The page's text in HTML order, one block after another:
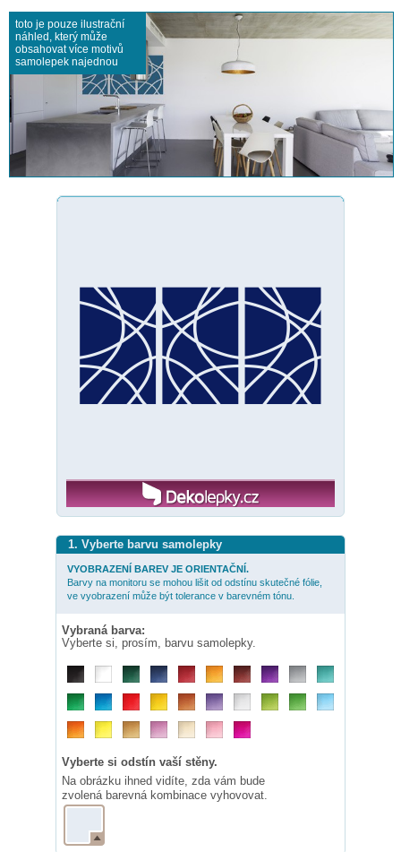
toto je pouze ilustrační
náhled, který může
obsahovat více motivů
samolepek najednou
1. Vyberte barvu samolepky
VYOBRAZENÍ BAREV JE ORIENTAČNÍ.
Barvy na monitoru se mohou lišit od odstínu skutečné fólie,
ve vyobrazení může být tolerance v barevném tónu.
Vybraná barva:
Vyberte si, prosím, barvu samolepky.
Vyberte si odstín vaší stěny.
Na obrázku ihned vidíte, zda vám bude
zvolená barevná kombinace vyhovovat.